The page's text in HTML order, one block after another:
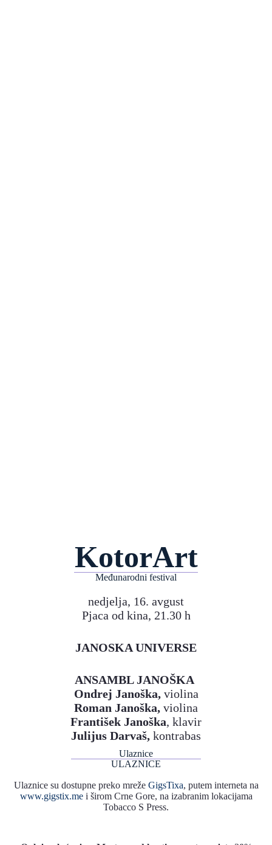
KotorArt
Međunarodni festival
nedjelja, 16. avgust
Pjaca od kina, 21.30 h
JANOSKA UNIVERSE
ANSAMBL JANOŠKA
Ondrej Janoška,violina
Roman Janoška, violina
František Janoška, klavir
Julijus Darvaš, kontrabas
Ulaznice
ULAZNICE
Ulaznice su dostupne preko mreže GigsTixa, putem interneta na
www.gigstix.mei širom Crne Gore, na izabranim lokacijama
Tobacco S Press.